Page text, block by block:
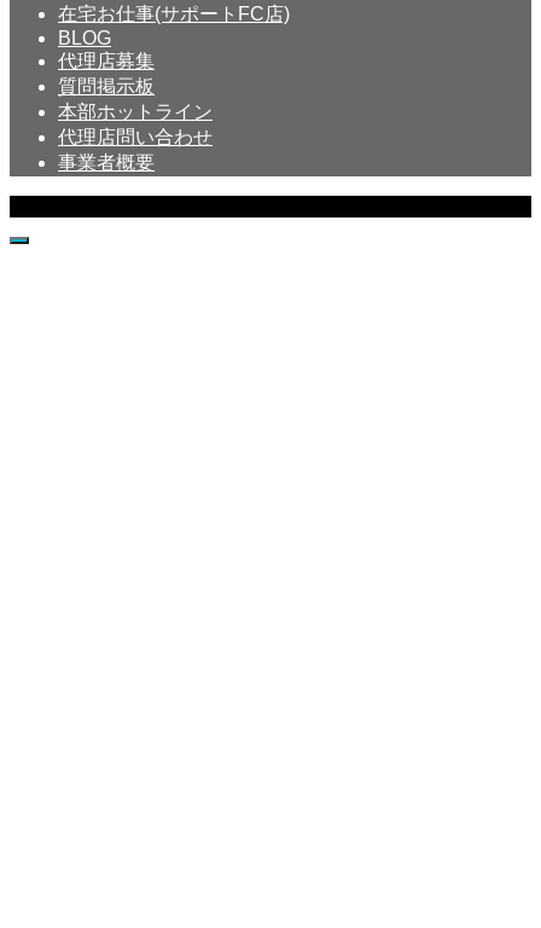
在宅お仕事(サポートFC店)
BLOG
代理店募集
質問掲示板
本部ホットライン
代理店問い合わせ
事業者概要